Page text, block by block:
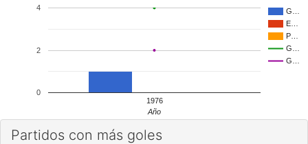
G…
E…
P…
G…
G…
1976
0
2
4
Año
Partidos con más goles